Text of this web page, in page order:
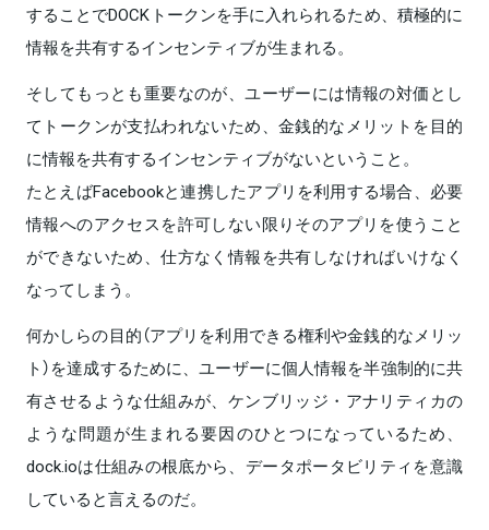
することでDOCKトークンを手に入れられるため、積極的に
情報を共有するインセンティブが生まれる。
そしてもっとも重要なのが、ユーザーには情報の対価とし
てトークンが支払われないため、金銭的なメリットを目的
に情報を共有するインセンティブがないということ。
たとえばFacebookと連携したアプリを利用する場合、必要
情報へのアクセスを許可しない限りそのアプリを使うこと
ができないため、仕方なく情報を共有しなければいけなく
なってしまう。
何かしらの目的（アプリを利用できる権利や金銭的なメリッ
ト）を達成するために、ユーザーに個人情報を半強制的に共
有させるような仕組みが、ケンブリッジ・アナリティカの
ような問題が生まれる要因のひとつになっているため、
dock.ioは仕組みの根底から、データポータビリティを意識
していると言えるのだ。